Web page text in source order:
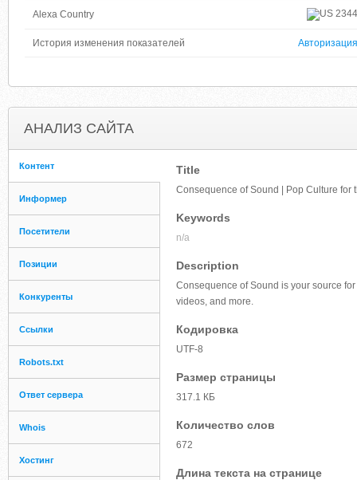
Alexa Country 2344
История изменения показателей Авторизация
АНАЛИЗ САЙТА
Контент
Информер
Посетители
Позиции
Конкуренты
Ссылки
Robots.txt
Ответ сервера
Whois
Хостинг
Title
Consequence of Sound | Pop Culture for
Keywords
n/a
Description
Consequence of Sound is your source
videos, and more.
Кодировка
UTF-8
Размер страницы
317.1 КБ
Количество слов
672
Длина текста на странице